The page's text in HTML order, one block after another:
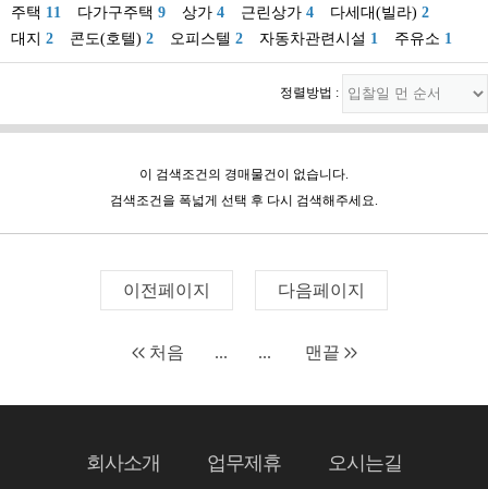
주택 11 다가구주택 9 상가 4 근린상가 4 다세대(빌라) 2
대지 2 콘도(호텔) 2 오피스텔 2 자동차관련시설 1 주유소 1
정렬방법 :
이 검색조건의 경매물건이 없습니다.
검색조건을 폭넓게 선택 후 다시 검색해주세요.
이전페이지 다음페이지
처음 ... ... 맨끝
회사소개 업무제휴 오시는길